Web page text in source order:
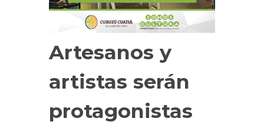
Artesanos y
artistas serán
protagonistas